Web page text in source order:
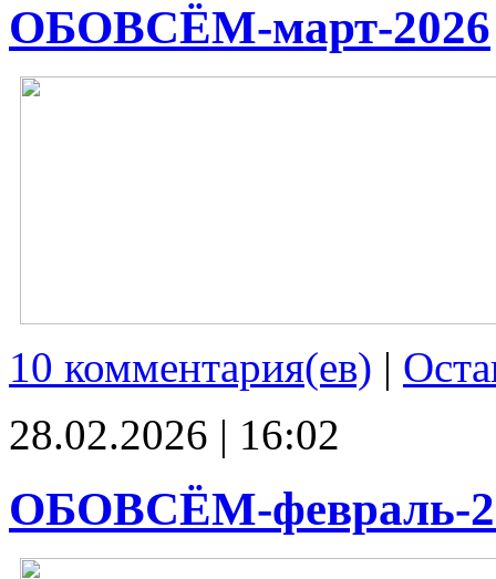
ОБОВСЁМ-март-2026
10 комментария(ев) |
28.02.2026 | 16:02
ОБОВСЁМ-февраль-